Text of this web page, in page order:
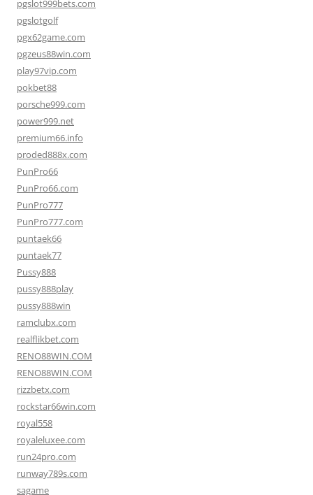
pgslot999bets.com
pgslotgolf
pgx62game.com
pgzeus88win.com
play97vip.com
pokbet88
porsche999.com
power999.net
premium66.info
proded888x.com
PunPro66
PunPro66.com
PunPro777
PunPro777.com
puntaek66
puntaek77
Pussy888
pussy888play
pussy888win
ramclubx.com
realflikbet.com
RENO88WIN.COM
RENO88WIN.COM
rizzbetx.com
rockstar66win.com
royal558
royaleluxee.com
run24pro.com
runway789s.com
sagame